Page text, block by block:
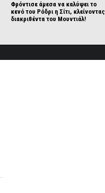
Φρόντισε άμεσα να καλύψει το
κενό του Ρόδρι η Σίτι, κλείνοντας
διακριθέντα του Μουντιάλ!